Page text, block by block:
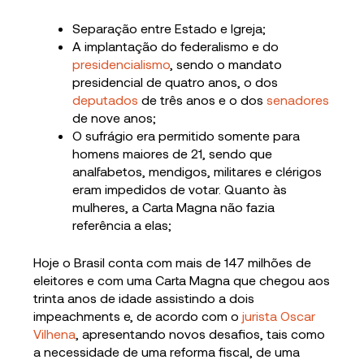
Separação entre Estado e Igreja;
A implantação do federalismo e do
presidencialismo , sendo o mandato
presidencial de quatro anos, o dos
deputados de três anos e o dossenadores
de nove anos;
O sufrágio era permitido somente para
homens maiores de 21, sendo que
analfabetos, mendigos, militares e clérigos
eram impedidos de votar. Quanto às
mulheres, a Carta Magna não fazia
referência a elas;
Hoje o Brasil conta com mais de 147 milhões de
eleitores e com uma Carta Magna que chegou aos
trinta anos de idade assistindo a dois
impeachments e, de acordo com ojurista Oscar
Vilhena , apresentando novos desafios, tais como
a necessidade de uma reforma fiscal, de uma